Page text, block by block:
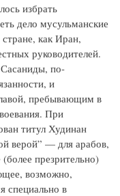
избрать
дело мусульманские
как Иран,
руководителей.
Сасаниды, по-
и
пребывающим в
При
титул Худинан
верой” — для арабов,
презрительно)
возможно,
специально в